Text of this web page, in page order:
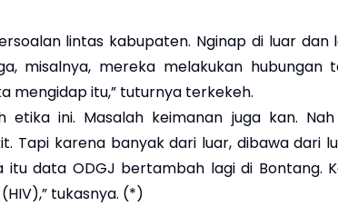
lintas kabupaten. Nginap di luar dan
misalnya, mereka melakukan hubungan
mengidap itu,” tuturnya terkekeh.
etika ini. Masalah keimanan juga kan.
Tapi karena banyak dari luar, dibawa dari
itu data ODGJ bertambah lagi di Bontang.
tukasnya. (*)